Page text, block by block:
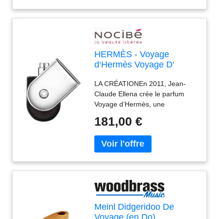
HERMÈS - Voyage
d‘Hermès Voyage D'
LA CRÉATIONEn 2011, Jean-
Claude Ellena crée le parfum
Voyage d’Hermès, une
généreuse de la fragrance
originale. « Il s’agissait moins
pour moi du principe de «
rehausser l’opulence du sillage
perceptive accrue. » LES
NOTES OLFACTIVESAvec ses
notes boisées d’ambre, Voyage
d’Hermès Parfum révèle la
181,00 €
Meinl Didgeridoo De